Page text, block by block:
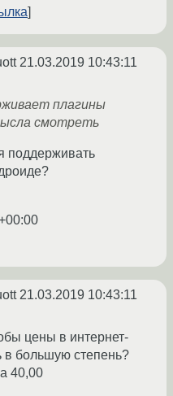
21.03.2019 10:43:11
плагины
смотреть
поддерживать
21.03.2019 10:43:11
цены в интернет-
в большую степень?
40,00